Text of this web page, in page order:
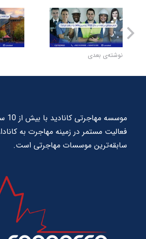
نوشته‌ی بعدی
فعالیت مستمر در زمینه مهاجرت به
سابقه‌ترین موسسات مهاجرتی است.